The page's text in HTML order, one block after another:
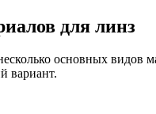
для линз
основных видов
вариант.